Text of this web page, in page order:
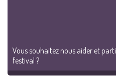
Vous souhaitez nous aider et
festival ?